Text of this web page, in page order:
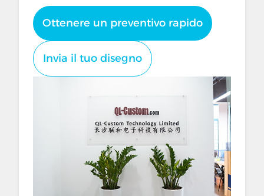
Ottenere un preventivo rapido
Invia il tuo disegno